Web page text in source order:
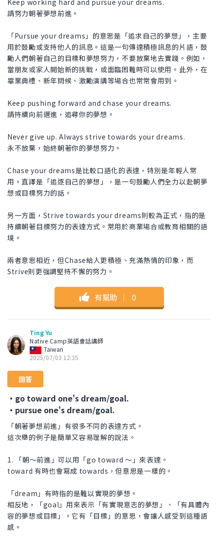
Keep working hard and pursue your dreams.
請努力朝著夢想前進。
「Pursue your dreams」的意思是「追求自己的夢想」，主要
用於鼓勵或支持他人的訊息。這是一句傳達積極訊息的片語，鼓
勵人們朝著自己的目標和夢想努力，不要放棄地去實踐。例如，
當朋友或家人開始新的挑戰，或面臨困難時可以使用。此外，在
畢業典禮、新年問候、激勵演講等場合也常常會用到。
Keep pushing forward and chase your dreams.
請持續向前邁進，追尋你的夢想。
Never give up. Always strive towards your dreams.
永不放棄，始終朝著你的夢想努力。
Chase your dreams是比較口語化的表達，特別是年輕人常
用。直譯是「追逐自己的夢想」，是一句鼓勵人們全力以赴朝夢
想或目標努力的話。
另一方面，Strive towards your dreams則較為正式，指的是
持續朝著目標努力的表達方式。常用於商業場合或教育相關的語
境。
兩者意思相近，但Chase給人更積極、充滿熱情的印象，而
Strive則更強調堅持不懈的努力。
有幫助 ｜ 0
Ting Yu
Native Camp英語會話講師
Taiwan
2025/07/03 12:35
回答
・go toward one's dream/goal.
・pursue one's dream/goal.
「朝著夢想前進」有很多不同的表達方式。
這次舉的例子是簡單又容易理解的說法。
1. 「朝～前進」可以用「go toward ～」來表達。
toward 有時也會寫成 towards，但意思是一樣的。
「dream」有時指的是難以實現的夢想。
相反地，「goal」用來表示「有實現意志的夢想」、「有具體內
容的夢想或目標」。它有「目標」的意思，會讓人感受到這種語
感。